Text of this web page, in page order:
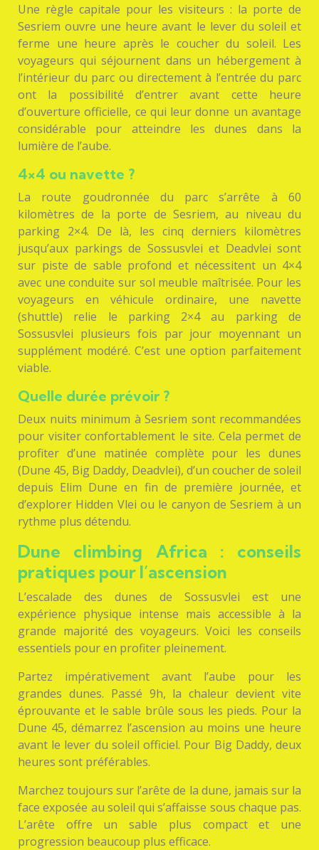
Une règle capitale pour les visiteurs : la porte de
Sesriem ouvre une heure avant le lever du soleil et
ferme une heure après le coucher du soleil. Les
voyageurs qui séjournent dans un hébergement à
l’intérieur du parc ou directement à l’entrée du parc
ont la possibilité d’entrer avant cette heure
d’ouverture officielle, ce qui leur donne un avantage
considérable pour atteindre les dunes dans la
lumière de l’aube.
4×4 ou navette ?
La route goudronnée du parc s’arrête à 60
kilomètres de la porte de Sesriem, au niveau du
parking 2×4. De là, les cinq derniers kilomètres
jusqu’aux parkings de Sossusvlei et Deadvlei sont
sur piste de sable profond et nécessitent un 4×4
avec une conduite sur sol meuble maîtrisée. Pour les
voyageurs en véhicule ordinaire, une navette
(shuttle) relie le parking 2×4 au parking de
Sossusvlei plusieurs fois par jour moyennant un
supplément modéré. C’est une option parfaitement
viable.
Quelle durée prévoir ?
Deux nuits minimum à Sesriem sont recommandées
pour visiter confortablement le site. Cela permet de
profiter d’une matinée complète pour les dunes
(Dune 45, Big Daddy, Deadvlei), d’un coucher de soleil
depuis Elim Dune en fin de première journée, et
d’explorer Hidden Vlei ou le canyon de Sesriem à un
rythme plus détendu.
Dune climbing Africa : conseils
pratiques pour l’ascension
L’escalade des dunes de Sossusvlei est une
expérience physique intense mais accessible à la
grande majorité des voyageurs. Voici les conseils
essentiels pour en profiter pleinement.
Partez impérativement avant l’aube pour les
grandes dunes. Passé 9h, la chaleur devient vite
éprouvante et le sable brûle sous les pieds. Pour la
Dune 45, démarrez l’ascension au moins une heure
avant le lever du soleil officiel. Pour Big Daddy, deux
heures sont préférables.
Marchez toujours sur l’arête de la dune, jamais sur la
face exposée au soleil qui s’affaisse sous chaque pas.
L’arête offre un sable plus compact et une
progression beaucoup plus efficace.